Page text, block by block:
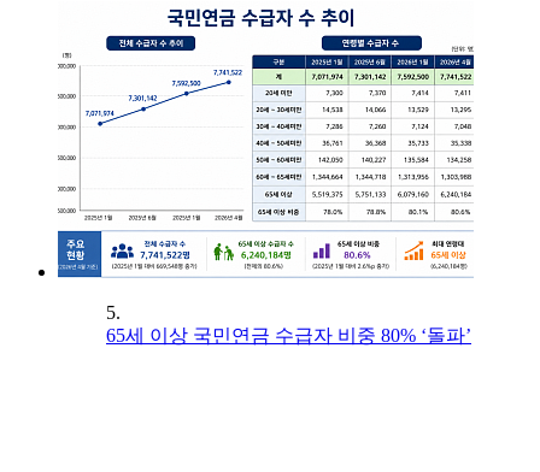
5.
65세 이상 국민연금 수급자 비중 80% ‘돌파’